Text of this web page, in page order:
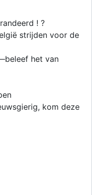
! ?
strijden voor de
het van
kom deze